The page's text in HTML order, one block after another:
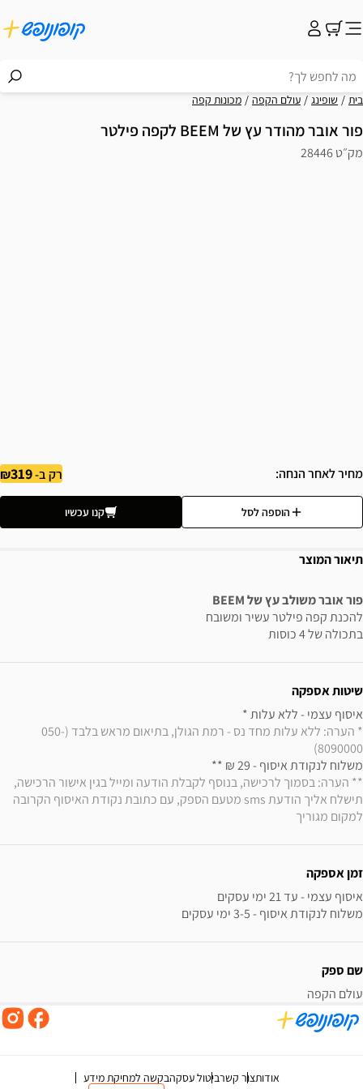
בית שופינג עולם הקפה מכונות קפה
פור אובר מהודר עץ של BEEM לקפה פילטר
מק״ט 28446
מחיר לאחר הנחה רק ב-319
הוספה לסל קנו עכשיו
תיאור המוצר
פור אובר משולב עץ של BEEM
להכנת קפה פילטר עשיר ומשובח
בתכולה של 4 כוסות
שיטות אספקה
איסוף עצמי - ללא עלות *
* הערה: ללא עלות מחד נס - רמת הגולן, בתיאום מראש בלבד (050-
8090000)
משלוח לנקודת איסוף - 29 ₪ **
למקום מגוריך
זמן אספקה
משלוח לנקודת איסוף - 3-5 ימי עסקים
שם ספק
עולם הקפה
אודותצור קשרביטול עסקהבקשה למחיקת מידע